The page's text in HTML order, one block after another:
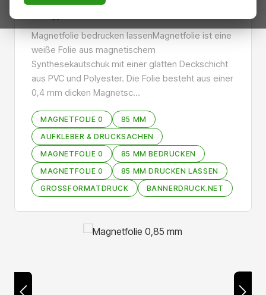
Magnetfolie 0,85 mm
Magnetfolie bedrucken lassenMagnetfolie ist eine
weiße Folie aus magnetischem
Synthesekautschuk mit einer glatten Deckschicht
aus PVC und Polyester. Die Folie besteht aus einer
0,4 mm dicken Magnetsc…
MAGNETFOLIE 0
85 MM
AUFKLEBER & DRUCKSACHEN
MAGNETFOLIE 0
85 MM BEDRUCKEN
MAGNETFOLIE 0
85 MM DRUCKEN LASSEN
GROSSFORMATDRUCK
BANNERDRUCK.NET
Bildergalerie überspringen